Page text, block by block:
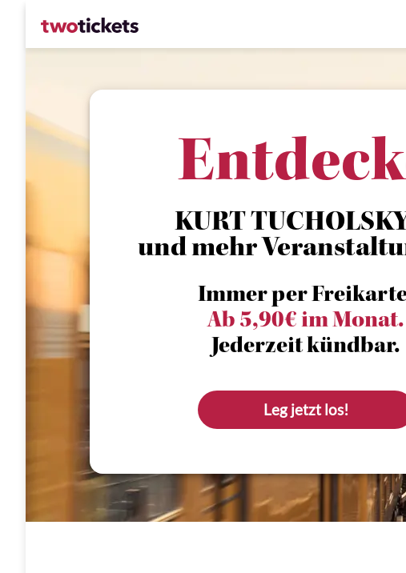
KURT
und mehr
Immer per
Ab 5,90€ im Monat.
Jederzeit kündbar.
Leg jetzt los!